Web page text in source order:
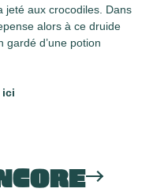
jeté aux crocodiles. Dans
alors à ce druide
gardé d’une potion
ici